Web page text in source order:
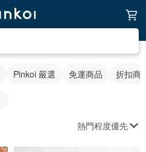
Pinkoi 嚴選 免運商品 折扣商
熱門程度優先